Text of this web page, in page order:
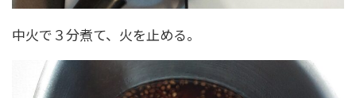
中火で３分煮て、火を止める。